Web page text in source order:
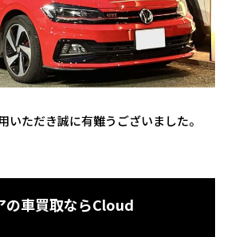
いただき誠に有難うございました。
車買取ならCloud